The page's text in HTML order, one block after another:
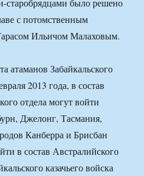
старобрядцами было решено
с потомственным
Ильичом Малаховым.
атаманов Забайкальского
2013 года, в состав
отдела могут войти
Джелонг, Тасмания,
Канберра и Брисбан
в состав Австралийского
казачьего войска